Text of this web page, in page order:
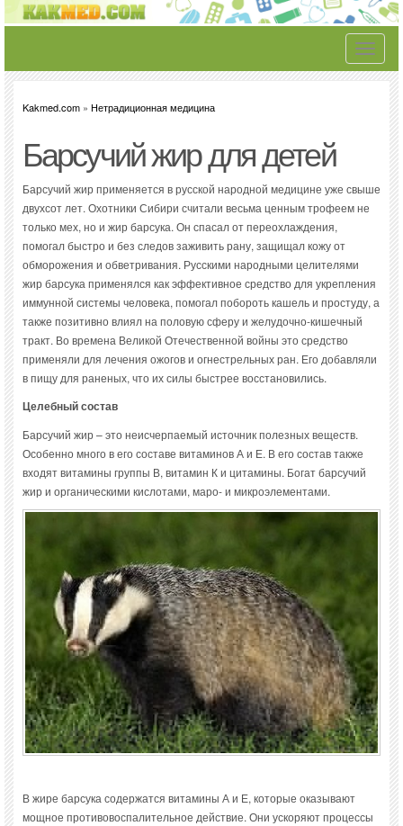
Toggle
Kakmed.com » Нетрадиционная медицина
Барсучий жир для детей
Барсучий жир применяется в русской народной медицине уже свыше
двухсот лет. Охотники Сибири считали весьма ценным трофеем не
только мех, но и жир барсука. Он спасал от переохлаждения,
помогал быстро и без следов заживить рану, защищал кожу от
обморожения и обветривания. Русскими народными целителями
жир барсука применялся как эффективное средство для укрепления
иммунной системы человека, помогал побороть кашель и простуду, а
также позитивно влиял на половую сферу и желудочно-кишечный
тракт. Во времена Великой Отечественной войны это средство
применяли для лечения ожогов и огнестрельных ран. Его добавляли
в пищу для раненых, что их силы быстрее восстановились.
Целебный состав
Барсучий жир – это неисчерпаемый источник полезных веществ.
Особенно много в его составе витаминов А и Е. В его состав также
входят витамины группы В, витамин К и цитамины. Богат барсучий
жир и органическими кислотами, маро- и микроэлементами.
В жире барсука содержатся витамины А и Е, которые оказывают
мощное противовоспалительное действие. Они ускоряют процессы